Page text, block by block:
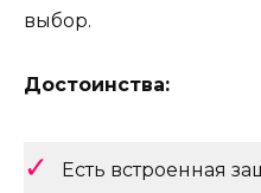
выбор.
Достоинства:
Есть встроенная